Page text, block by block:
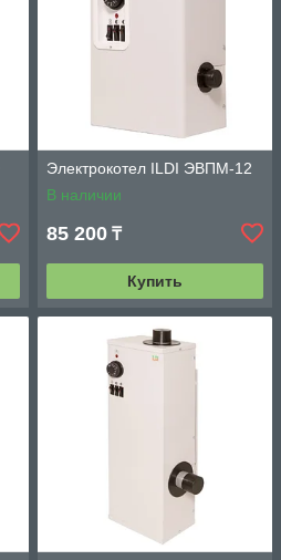
Электрокотел ILDI ЭВПМ-12
В наличии
85 200 ₸
Купить